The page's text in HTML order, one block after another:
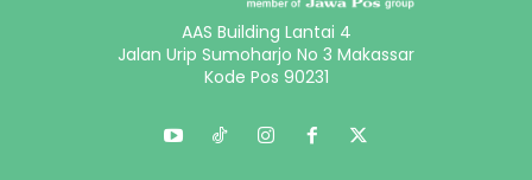
AAS Building Lantai 4
Jalan Urip Sumoharjo No 3 Makassar
Kode Pos 90231